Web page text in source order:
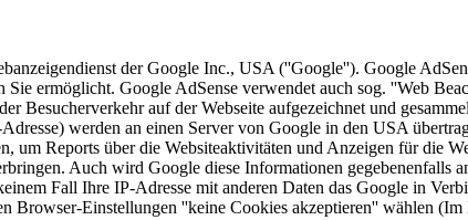
der Google Inc., USA (''Google''). Google
Sie ermöglicht. Google AdSense verwendet auch sog. ''Web
Besucherverkehr auf der Webseite aufgezeichnet und
werden an einen Server von Google in den USA
um Reports über die Websiteaktivitäten und Anzeigen für die
Auch wird Google diese Informationen gegebenenfalls
Fall Ihre IP-Adresse mit anderen Daten das Google in
Browser-Einstellungen ''keine Cookies akzeptieren'' wählen